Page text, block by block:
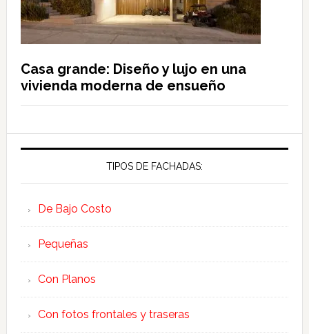
Casa grande: Diseño y lujo en una
vivienda moderna de ensueño
TIPOS DE FACHADAS:
De Bajo Costo
Pequeñas
Con Planos
Con fotos frontales y traseras